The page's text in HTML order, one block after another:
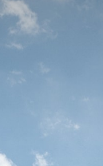
とは（デジタル